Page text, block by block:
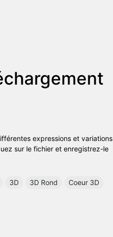
expressions et variations
sur le fichier et enregistrez-le
3D 3D Rond Coeur 3D